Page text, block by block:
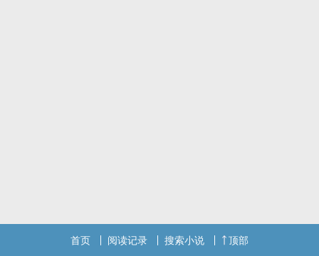
首页 阅读记录 搜索小说 顶部